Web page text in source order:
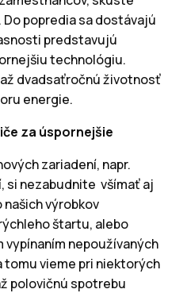
popredia sa dostávajú
predstavujú
technológiu.
dvadsaťročnú životnosť
energie.
za úspornejšie
zariadení, napr.
si nezabudnite všímať aj
našich výrobkov
štartu, alebo
nepoužívaných
tomu vieme pri niektorých
polovičnú spotrebu